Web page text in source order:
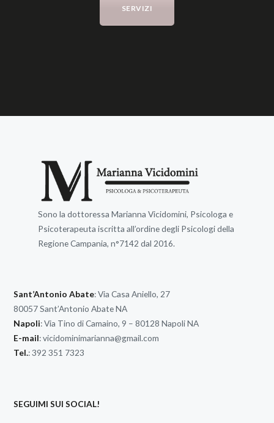
SERVIZI
Sono la dottoressa Marianna Vicidomini, Psicologa e
Psicoterapeuta iscritta all’ordine degli Psicologi della
Regione Campania, n°7142 dal 2016.
Sant’Antonio Abate: Via Casa Aniello, 27
80057 Sant’Antonio Abate NA
Napoli: Via Tino di Camaino, 9 – 80128 Napoli NA
E-mail:vicidominimarianna@gmail.com
Tel.: 392 351 7323
SEGUIMI SUI SOCIAL!